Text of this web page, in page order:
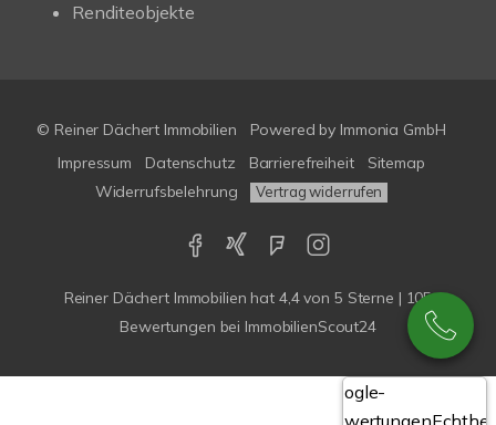
Renditeobjekte
© Reiner Dächert Immobilien Powered by Immonia GmbH
Impressum
Datenschutz Barrierefreiheit
Sitemap
Widerrufsbelehrung
Vertrag widerrufen
Reiner Dächert Immobilien hat 4,4von 5 Sterne | 105
Bewertungen bei ImmobilienScout24
Google-
Bewertungen